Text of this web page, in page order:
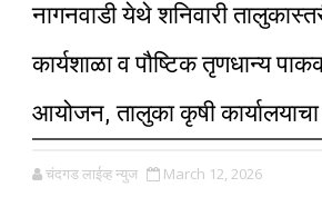
नागनवाडी येथे शनिवारी
कार्यशाळा व पौष्टिक तृणधान्य
आयोजन, तालुका कृषी
चंदगड लाईव्ह न्युज March 12, 2026